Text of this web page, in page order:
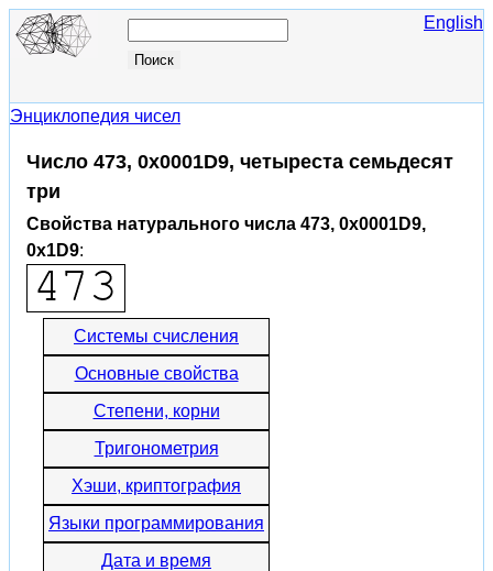
English
Энциклопедия чисел
Число 473, 0x0001D9, четыреста семьдесят
три
Свойства натурального числа 473, 0x0001D9,
0x1D9:
Системы счисления
Основные свойства
Степени, корни
Тригонометрия
Хэши, криптография
Языки программирования
Дата и время